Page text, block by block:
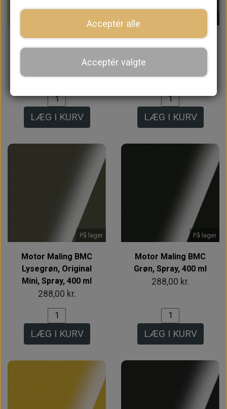
På lager
Maling Old English
Spray, 400 ml
249,60 kr.
LÆG I KURV
Motor Maling BMC
Lysegrøn, Original
Mini, Pensel, 500 ml
380,00 kr.
LÆG I KURV
På lager
Motor Maling BMC
Lysegrøn, Original
Mini, Spray, 400 ml
288,00 kr.
LÆG I KURV
På lager
Motor Maling BMC
Grøn, Spray, 400 ml
288,00 kr.
LÆG I KURV
Acceptér alle
Acceptér valgte